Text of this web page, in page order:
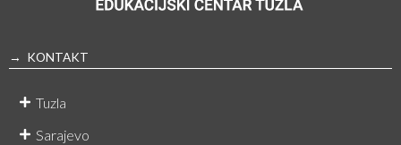
→ KONTAKT
Tuzla
Sarajevo